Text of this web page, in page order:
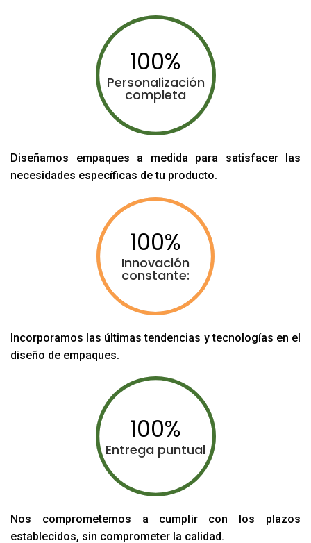
100
Personalización
completa
Diseñamos empaques a medida para satisfacer las
necesidades específicas de tu producto.
100
Innovación
constante:
Incorporamos las últimas tendencias y tecnologías en el
diseño de empaques.
100
Entrega puntual
Nos comprometemos a cumplir con los plazos
establecidos, sin comprometer la calidad.